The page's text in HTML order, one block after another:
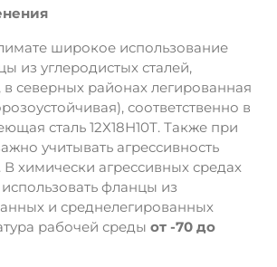
широкое использование
из углеродистых сталей,
в северных районах легированная
соответственно в
сталь 12Х18Н10Т. Также при
учитывать агрессивность
химически агрессивных средах
фланцы из
и среднелегированных
рабочей среды от -70 до